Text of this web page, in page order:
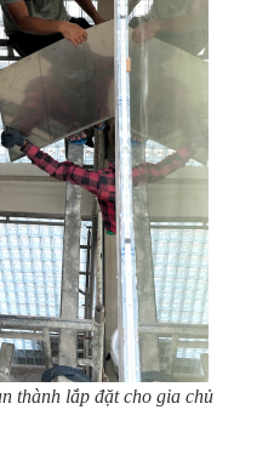
thành lắp đặt cho gia chủ